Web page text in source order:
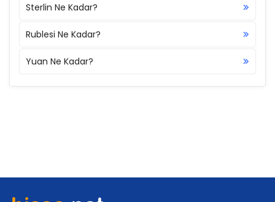
Sterlin Ne Kadar?
Rublesi Ne Kadar?
Yuan Ne Kadar?